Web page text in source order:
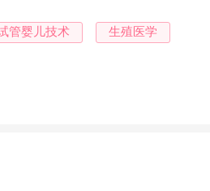
管婴儿技术 生殖医学